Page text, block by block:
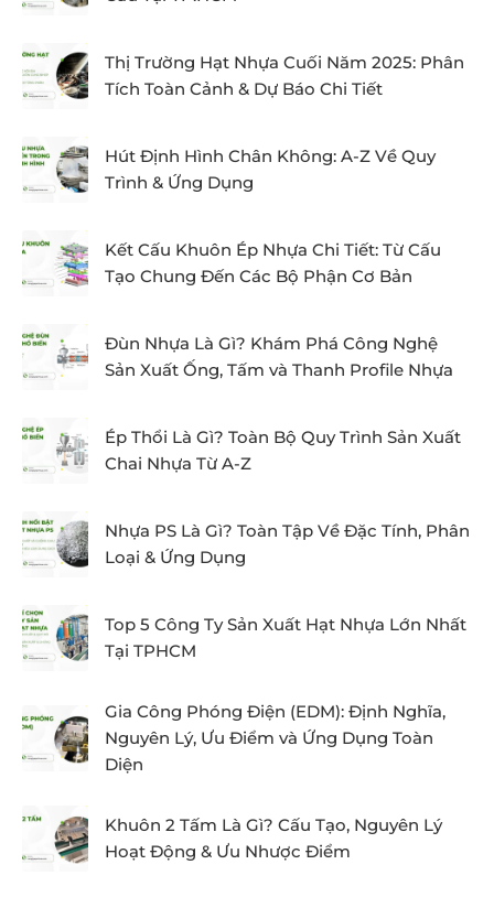
Thị Trường Hạt Nhựa Cuối Năm 2025: Phân
Tích Toàn Cảnh & Dự Báo Chi Tiết
Hút Định Hình Chân Không: A-Z Về Quy
Trình & Ứng Dụng
Kết Cấu Khuôn Ép Nhựa Chi Tiết: Từ Cấu
Tạo Chung Đến Các Bộ Phận Cơ Bản
Đùn Nhựa Là Gì? Khám Phá Công Nghệ
Sản Xuất Ống, Tấm và Thanh Profile Nhựa
Ép Thổi Là Gì? Toàn Bộ Quy Trình Sản Xuất
Chai Nhựa Từ A-Z
Nhựa PS Là Gì? Toàn Tập Về Đặc Tính, Phân
Loại & Ứng Dụng
Top 5 Công Ty Sản Xuất Hạt Nhựa Lớn Nhất
Tại TPHCM
Gia Công Phóng Điện (EDM): Định Nghĩa,
Nguyên Lý, Ưu Điểm và Ứng Dụng Toàn
Diện
Khuôn 2 Tấm Là Gì? Cấu Tạo, Nguyên Lý
Hoạt Động & Ưu Nhược Điểm